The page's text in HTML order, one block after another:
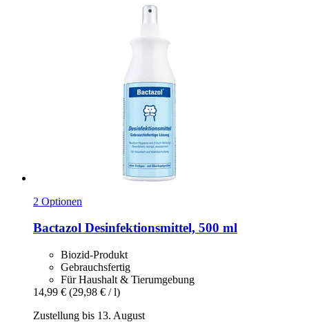
2 Optionen
Bactazol Desinfektionsmittel, 500 ml
Biozid-Produkt
Gebrauchsfertig
Für Haushalt & Tierumgebung
14,99 € (29,98 € / l)
Zustellung bis 13. August